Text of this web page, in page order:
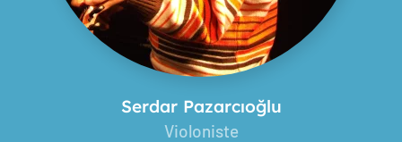
Serdar Pazarcıoğlu
Violoniste